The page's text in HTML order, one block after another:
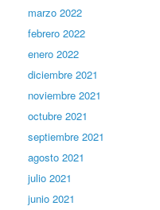
marzo 2022
febrero 2022
enero 2022
diciembre 2021
noviembre 2021
octubre 2021
septiembre 2021
agosto 2021
julio 2021
junio 2021